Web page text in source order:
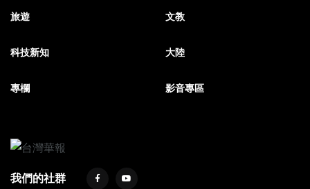
旅遊 文教
科技新知 大陸
專欄 影音專區
我們的社群